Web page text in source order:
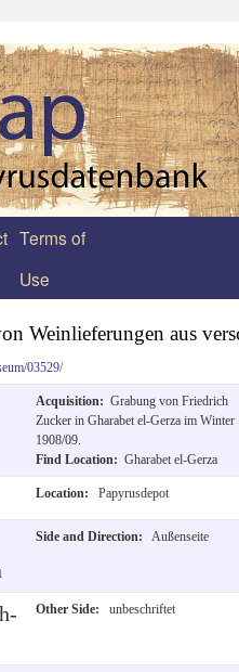
Terms of
Use
Weinlieferungen aus
03529/
Acquisition: Grabung von Friedrich
Zucker in Gharabet el-Gerza im Winter
1908/09.
Find Location: Gharabet el-Gerza
Location: Papyrusdepot
Side and Direction: Außenseite
Other Side: unbeschriftet